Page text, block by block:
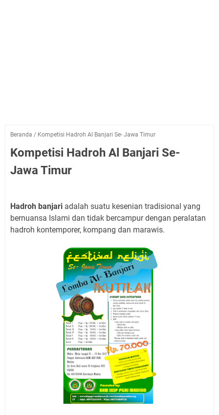
Beranda / Kompetisi Hadroh Al Banjari Se- Jawa Timur
Kompetisi Hadroh Al Banjari Se-
Jawa Timur
Hadroh banjari adalah suatu kesenian tradisional yang
bernuansa Islami dan tidak bercampur dengan peralatan
hadroh kontemporer, kompang dan marawis.